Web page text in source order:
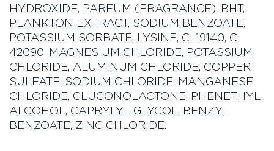
HYDROXIDE, PARFUM (FRAGRANCE), BHT,
PLANKTON EXTRACT, SODIUM BENZOATE,
POTASSIUM SORBATE, LYSINE, CI 19140, CI
42090, MAGNESIUM CHLORIDE, POTASSIUM
CHLORIDE, ALUMINUM CHLORIDE, COPPER
SULFATE, SODIUM CHLORIDE, MANGANESE
CHLORIDE, GLUCONOLACTONE, PHENETHYL
ALCOHOL, CAPRYLYL GLYCOL, BENZYL
BENZOATE, ZINC CHLORIDE.